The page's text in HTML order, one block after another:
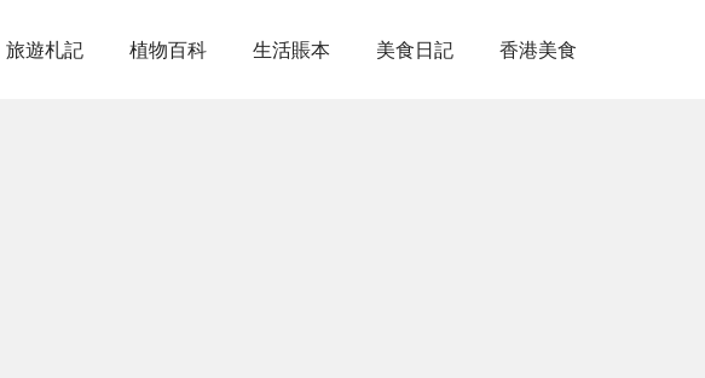
旅遊札記 植物百科 生活賬本 美食日記 香港美食